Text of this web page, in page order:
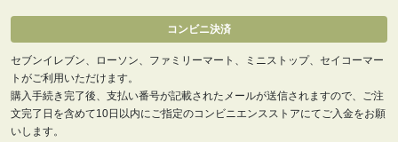
コンビニ決済
セブンイレブン、ローソン、ファミリーマート、ミニストップ、セイコーマー
トがご利用いただけます。
購入手続き完了後、支払い番号が記載されたメールが送信されますので、ご注
文完了日を含めて10日以内にご指定のコンビニエンスストアにてご入金をお願
いします。